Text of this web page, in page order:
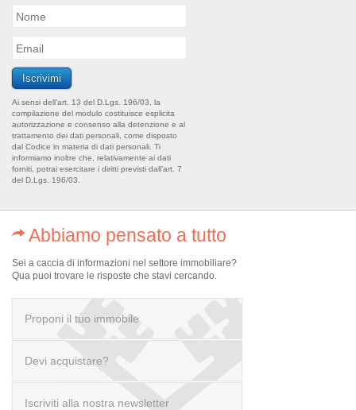
Ai sensi dell’art. 13 del D.Lgs. 196/03, la
compilazione del modulo costituisce esplicita
autorizzazione e consenso alla detenzione e al
trattamento dei dati personali, come disposto
dal Codice in materia di dati personali. Ti
informiamo inoltre che, relativamente ai dati
forniti, potrai esercitare i diritti previsti dall’art. 7
del D.Lgs. 196/03.
Abbiamo pensato a tutto
Sei a caccia di informazioni nel settore immobiliare?
Qua puoi trovare le risposte che stavi cercando.
Proponi il tuo immobile
Devi acquistare?
scrivi a info@realofficeitaly.com
Iscriviti alla nostra newsletter